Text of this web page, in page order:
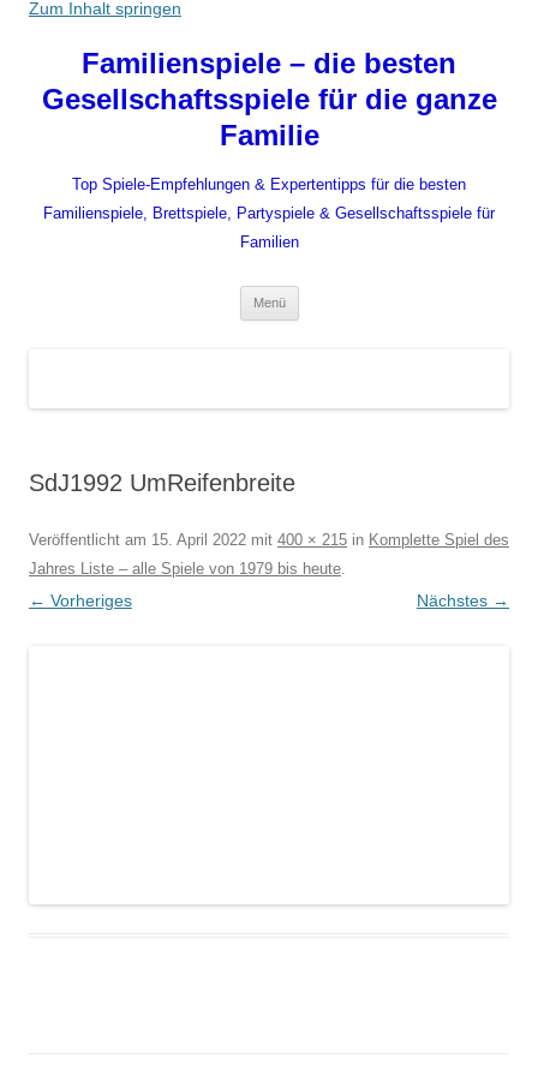
Zum Inhalt springen
Familienspiele – die besten
Gesellschaftsspiele für die ganze
Familie
Top Spiele-Empfehlungen & Expertentipps für die besten
Familienspiele, Brettspiele, Partyspiele & Gesellschaftsspiele für
Familien
Menü
SdJ1992 UmReifenbreite
Veröffentlicht am 15. April 2022 mit 400 × 215 in Komplette Spiel des
Jahres Liste – alle Spiele von 1979 bis heute.
← Vorheriges Nächstes →